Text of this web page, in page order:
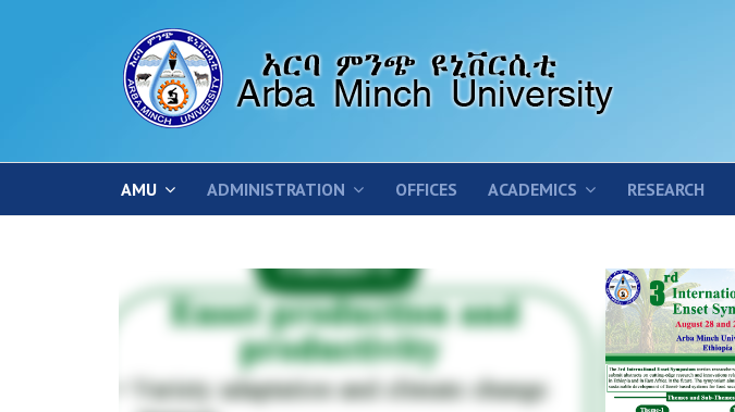
AMU ADMINISTRATION OFFICES ACADEMICS RESEARCH